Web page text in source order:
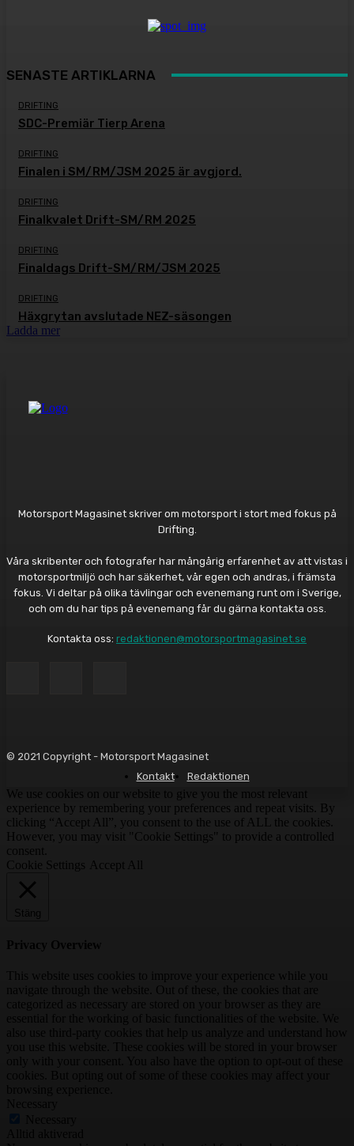
SENASTE ARTIKLARNA
DRIFTING
SDC-Premiär Tierp Arena
DRIFTING
Finalen i SM/RM/JSM 2025 är avgjord.
DRIFTING
Finalkvalet Drift-SM/RM 2025
DRIFTING
Finaldags Drift-SM/RM/JSM 2025
DRIFTING
Häxgrytan avslutade NEZ-säsongen
Ladda mer
Motorsport Magasinet skriver om motorsport i stort med fokus på
Drifting.
Våra skribenter och fotografer har mångårig erfarenhet av att vistas i
motorsportmiljö och har säkerhet, vår egen och andras, i främsta
fokus. Vi deltar på olika tävlingar och evenemang runt om i Sverige,
och om du har tips på evenemang får du gärna kontakta oss.
Kontakta oss: redaktionen@motorsportmagasinet.se
© 2021 Copyright - Motorsport Magasinet
Kontakt
Redaktionen
We use cookies on our website to give you the most relevant
experience by remembering your preferences and repeat visits. By
clicking “Accept All”, you consent to the use of ALL the cookies.
However, you may visit "Cookie Settings" to provide a controlled
consent.
Cookie Settings
Accept All
Stäng
Privacy Overview
This website uses cookies to improve your experience while you